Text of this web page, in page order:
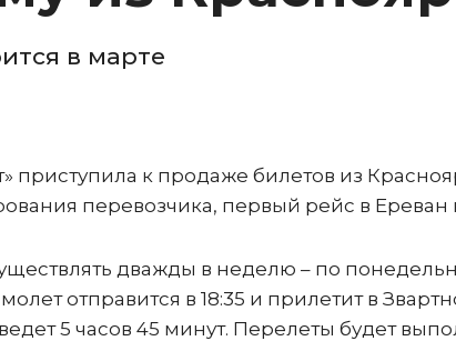
в марте
приступила к продаже билетов из
перевозчика, первый рейс в Ереван
дважды в неделю – по
отправится в 18:35 и прилетит в
5 часов 45 минут. Перелеты будет